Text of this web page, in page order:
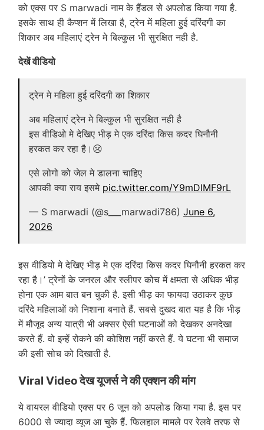
को एक्स पर S marwadi नाम के हैंडल से अपलोड किया गया है.
इसके साथ ही कैप्शन में लिखा है, ट्रेन में महिला हुई दरिंदगी का
शिकार अब महिलाएं ट्रेन मे बिल्कुल भी सुरक्षित नही है.
देखें वीडियो
ट्रेन मे महिला हुई दरिंदगी का शिकार
अब महिलाएं ट्रेन मे बिल्कुल भी सुरक्षित नही है
इस वीडिओ मे देखिए भीड़ मे एक दरिंदा किस कदर घिनौनी
हरकत कर रहा है।😢
एसे लोगो को जेल मे डालना चाहिए
आपकी क्या राय इसमे pic.twitter.com/Y9mDIMF9rL
— S marwadi (@s___marwadi786) June 6,
2026
इस वीडियो मे देखिए भीड़ मे एक दरिंदा किस कदर घिनौनी हरकत कर
रहा है।’ ट्रेनों के जनरल और स्लीपर कोच में क्षमता से अधिक भीड़
होना एक आम बात बन चुकी है. इसी भीड़ का फायदा उठाकर कुछ
दरिंदे महिलाओं को निशाना बनाते हैं. सबसे दुखद बात यह है कि भीड़
में मौजूद अन्य यात्री भी अक्सर ऐसी घटनाओं को देखकर अनदेखा
करते हैं. वो इन्हें रोकने की कोशिश नहीं करते हैं. ये घटना भी समाज
की इसी सोच को दिखाती है.
Viral Video देख यूजर्स ने की एक्शन की मांग
ये वायरल वीडियो एक्स पर 6 जून को अपलोड किया गया है. इस पर
6000 से ज्यादा व्यूज आ चुके हैं. फिलहाल मामले पर रेलवे तरफ से